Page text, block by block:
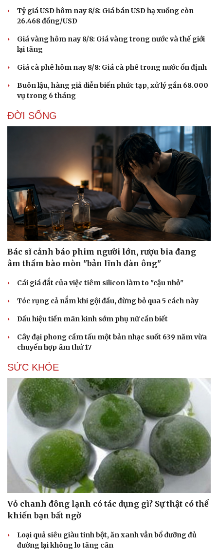
Du lịch
Tư vấn
Săn Tour
check-in
Podcast
Câu chuyện thời sự
Đọc truyện đêm khuya
Cửa sổ tình yêu
Kể chuyện cho bé
Hạt giống tâm hồn
Tỷ giá USD hôm nay 8/8: Giá bán USD hạ xuống còn
26.468 đồng/USD
Giá vàng hôm nay 8/8: Giá vàng trong nước và thế giới
lại tăng
Giá cà phê hôm nay 8/8: Giá cà phê trong nước ổn định
Buôn lậu, hàng giả diễn biến phức tạp, xử lý gần 68.000
vụ trong 6 tháng
ĐỜI SỐNG
Bác sĩ cảnh báo phim người lớn, rượu bia đang
âm thầm bào mòn "bản lĩnh đàn ông"
Cái giá đắt của việc tiêm silicon làm to "cậu nhỏ"
Tóc rụng cả nắm khi gội đầu, đừng bỏ qua 5 cách này
Dấu hiệu tiền mãn kinh sớm phụ nữ cần biết
Cây đại phong cầm tấu một bản nhạc suốt 639 năm vừa
chuyển hợp âm thứ 17
SỨC KHỎE
Vỏ chanh đông lạnh có tác dụng gì? Sự thật có thể
khiến bạn bất ngờ
Loại quả siêu giàu tinh bột, ăn xanh vẫn bổ dưỡng đủ
đường lại không lo tăng cân